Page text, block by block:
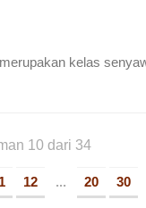
kelas
10 dari 34
12 ... 20 30